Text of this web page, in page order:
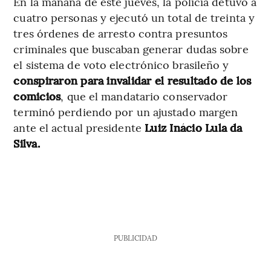
cuatro personas y ejecutó un total de treinta y
tres órdenes de arresto contra presuntos
criminales que buscaban generar dudas sobre
el sistema de voto electrónico brasileño y
conspiraron para invalidar el resultado de los
comicios, que el mandatario conservador
terminó perdiendo por un ajustado margen
ante el actual presidente Luiz Inácio Lula da
Silva.
PUBLICIDAD